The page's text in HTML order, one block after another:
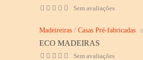
Sem avaliações
Madeireiras /Casas Pré-fabricadas
ECO MADEIRAS
Sem avaliações